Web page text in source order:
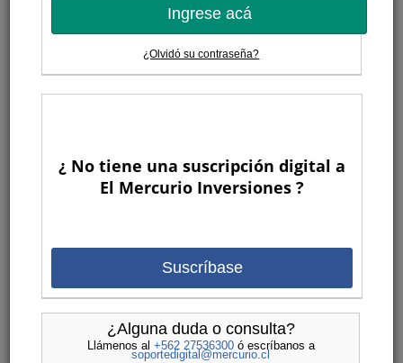
Ingrese acá
¿Olvidó su contraseña?
¿ No tiene una suscripción digital a
El Mercurio Inversiones ?
Suscríbase
¿Alguna duda o consulta?
Llámenos al +562 27536300ó escríbanos a
soportedigital@mercurio.cl